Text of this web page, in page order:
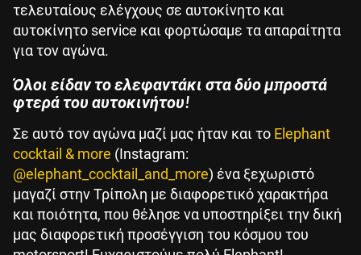
τελευταίους ελέγχους σε αυτοκίνητο και
αυτοκίνητο service και φορτώσαμε τα απαραίτητα
για τον αγώνα.
Όλοι είδαν το ελεφαντάκι στα δύο μπροστά
φτερά του αυτοκινήτου!
Σε αυτό τον αγώνα μαζί μας ήταν και το Elephant
cocktail & more (Instagram:
@elephant_cocktail_and_more) ένα ξεχωριστό
μαγαζί στην Τρίπολη με διαφορετικό χαρακτήρα
και ποιότητα, που θέλησε να υποστηρίξει την δική
μας διαφορετική προσέγγιση του κόσμου του